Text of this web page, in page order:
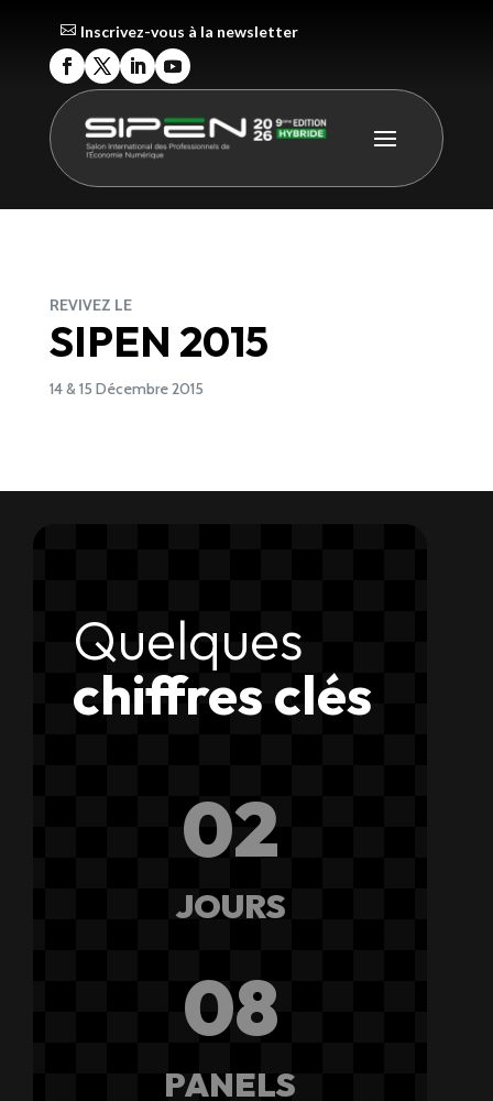
Inscrivez-vous à la newsletter
REVIVEZ LE
SIPEN 2015
14 & 15 Décembre 2015
Quelques
chiffres clés
02
JOURS
08
PANELS